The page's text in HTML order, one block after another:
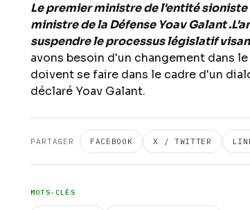
Le premier ministre de l'entité
ministre de la Défense Yoav Galant
suspendre le processus législatif
avons besoin d'un changement dans
doivent se faire dans le cadre d'un
déclaré Yoav Galant.
PARTAGER FACEBOOK X / TWITTER
MOTS-CLÉS